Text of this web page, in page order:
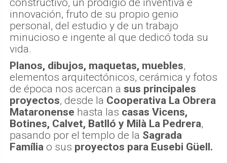
constructivo, un prodigio de inventiva e
innovación, fruto de su propio genio
personal, del estudio y de un trabajo
minucioso e ingente al que dedicó toda su
vida.
Planos, dibujos, maquetas, muebles,
elementos arquitectónicos, cerámica y fotos
de época nos acercan a sus principales
proyectos, desde la Cooperativa La Obrera
Mataronense hasta las casas Vicens,
Botines, Calvet, Batlló y Milà La Pedrera,
pasando por el templo de la Sagrada
Família o sus proyectos para Eusebi Güell.